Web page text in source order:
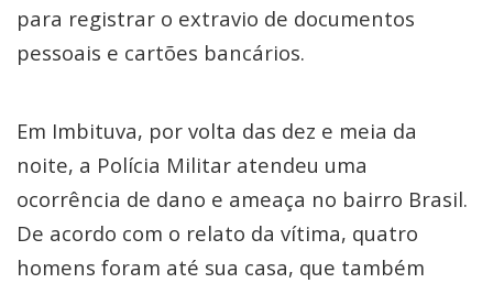
para registrar o extravio de documentos
pessoais e cartões bancários.
Em Imbituva, por volta das dez e meia da
noite, a Polícia Militar atendeu uma
ocorrência de dano e ameaça no bairro Brasil.
De acordo com o relato da vítima, quatro
homens foram até sua casa, que também